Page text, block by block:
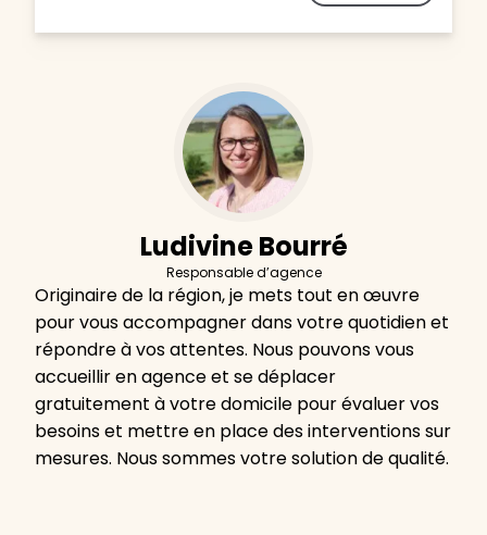
Ludivine Bourré
Responsable d’agence
Originaire de la région, je mets tout en œuvre
pour vous accompagner dans votre quotidien et
répondre à vos attentes. Nous pouvons vous
accueillir en agence et se déplacer
gratuitement à votre domicile pour évaluer vos
besoins et mettre en place des interventions sur
mesures. Nous sommes votre solution de qualité.